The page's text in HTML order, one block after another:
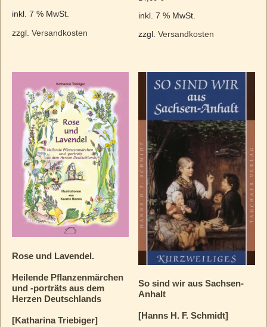
inkl. 7 % MwSt.
zzgl. Versandkosten
inkl. 7 % MwSt.
zzgl.Versandkosten
Rose und Lavendel.
Heilende Pflanzenmärchen
und ‑porträts aus dem
Herzen Deutschlands
[Katharina Triebiger]
So sind wir aus Sachsen-
Anhalt
[Hanns H. F. Schmidt]